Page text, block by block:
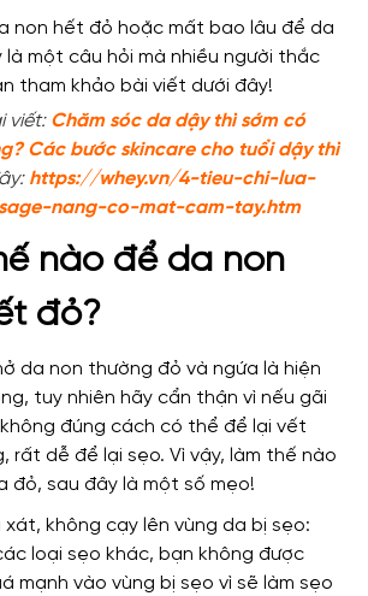
viết: Chăm sóc da dậy thì sớm có
Các bước skincare cho tuổi dậy thì
https://whey.vn/4-tieu-chi-lua-
nang-co-mat-cam-tay.htm
nào để da non
đỏ?
da non thường đỏ và ngứa là hiện
tuy nhiên hãy cẩn thận vì nếu gãi
đúng cách có thể để lại vết
rất dễ để lại sẹo. Vì vậy, làm thế nào
đỏ, sau đây là một số mẹo!
xát, không cạy lên vùng da bị sẹo:
loại sẹo khác, bạn không được
mạnh vào vùng bị sẹo vì sẽ làm sẹo